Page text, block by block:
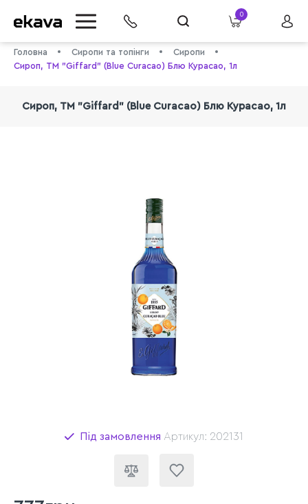
0
Головна Сиропи та топінги
Сиропи
Сироп, ТМ "Giffard" (Blue Curacao) Блю Курасао, 1л
Сироп, ТМ "Giffard" (Blue Curacao) Блю Курасао, 1л
Під замовлення Артикул: 202131